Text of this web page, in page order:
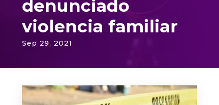
denunciado
violencia familiar
Sep 29, 2021